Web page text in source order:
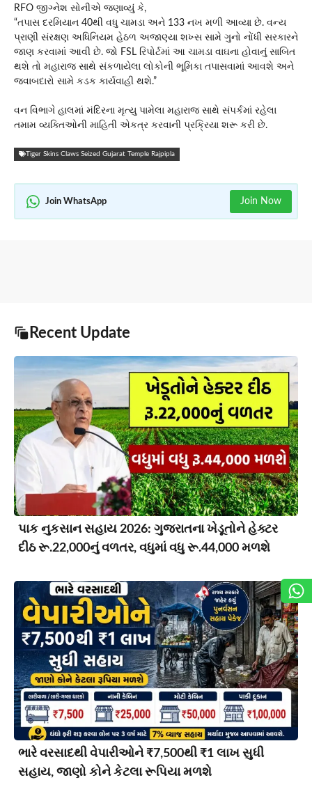
RFO જીગ્નેશ સોનીએ જણાવ્યું કે,
“તપાસ દરમિયાન 40થી વધુ ચામડા અને 133 નખ મળી આવ્યા છે. વન્ય
પ્રાણી સંરક્ષણ અધિનિયમ હેઠળ અજાણ્યા શખ્સ સામે ગુનો નોંધી સરકારને
જાણ કરવામાં આવી છે. જો FSL રિપોર્ટમાં આ ચામડા વાઘના હોવાનું સાબિત
થશે તો મહારાજ સાથે સંકળાયેલા લોકોની ભૂમિકા તપાસવામાં આવશે અને
જવાબદારો સામે કડક કાર્યવાહી થશે.”
વન વિભાગે હાલમાં મંદિરના મૃત્યુ પામેલા મહારાજ સાથે સંપર્કમાં રહેલા
તમામ વ્યક્તિઓની માહિતી એકત્ર કરવાની પ્રક્રિયા શરૂ કરી છે.
Tiger Skins Claws Seized Gujarat Temple Rajpipla
Join WhatsApp Join Now
Recent Update
પાક નુકસાન સહાય 2026: ગુજરાતના ખેડૂતોને હેક્ટર
દીઠ રૂ.22,000નું વળતર, વધુમાં વધુ રૂ.44,000 મળશે
ભારે વરસાદથી વેપારીઓને ₹7,500થી ₹1 લાખ સુધી
સહાય, જાણો કોને કેટલા રૂપિયા મળશે